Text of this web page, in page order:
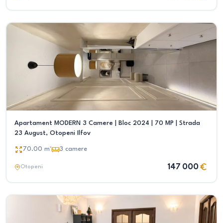
Apartament MODERN 3 Camere | Bloc 2024 | 70 MP | Strada
23 August, Otopeni Ilfov
70.00 m² 3 camere
Otopeni 147 000